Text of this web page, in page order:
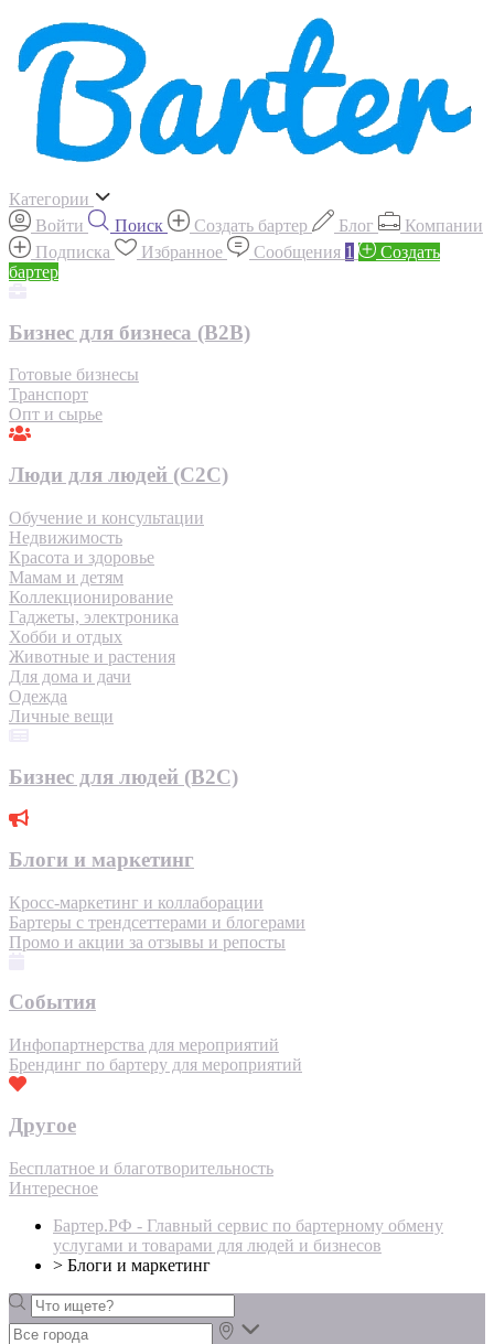
Категории
Войти
Поиск Создать бартер Блог
Компании
Подписка
Избранное Сообщения 1
Создать
бартер
Бизнес для бизнеса (B2B)
Готовые бизнесы
Транспорт
Опт и сырье
Люди для людей (С2С)
Обучение и консультации
Недвижимость
Красота и здоровье
Мамам и детям
Коллекционирование
Гаджеты, электроника
Хобби и отдых
Животные и растения
Для дома и дачи
Одежда
Личные вещи
Бизнес для людей (B2C)
Блоги и маркетинг
Кросс-маркетинг и коллаборации
Бартеры с трендсеттерами и блогерами
Промо и акции за отзывы и репосты
События
Инфопартнерства для мероприятий
Брендинг по бартеру для мероприятий
Другое
Бесплатное и благотворительность
Интересное
Бартер.РФ - Главный сервис по бартерному обмену
услугами и товарами для людей и бизнесов
> Блоги и маркетинг